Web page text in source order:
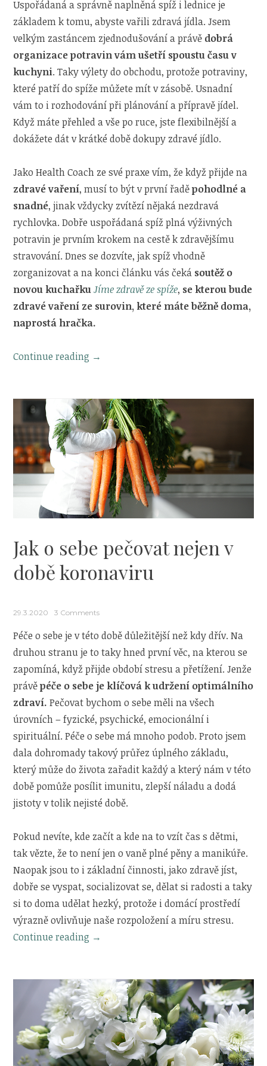
Uspořádaná a správně naplněná spíž i lednice je
základem k tomu, abyste vařili zdravá jídla. Jsem
velkým zastáncem zjednodušování a právě dobrá
organizace potravin vám ušetří spoustu času v
kuchyni. Taky výlety do obchodu, protože potraviny,
které patří do spíže můžete mít v zásobě. Usnadní
vám to i rozhodování při plánování a přípravě jídel.
Když máte přehled a vše po ruce, jste flexibilnější a
dokážete dát v krátké době dokupy zdravé jídlo.
Jako Health Coach ze své praxe vím, že když přijde na
zdravé vaření, musí to být v první řaděpohodlné a
snadné, jinak vždycky zvítězí nějaká nezdravá
rychlovka. Dobře uspořádaná spíž plná výživných
potravin je prvním krokem na cestě k zdravějšímu
stravování. Dnes se dozvíte, jak spíž vhodně
zorganizovat a na konci článku vás čeká soutěž o
novou kuchařkuJíme zdravě ze spíže, se kterou bude
zdravé vaření ze surovin, které máte běžně doma,
naprostá hračka.
Continue reading „Jak
ve
spíži
|
SOUTĚŽ
o
kuchařku
Jíme
spíže“
→
Jak o sebe pečovat nejen v
době koronaviru
29.3.2020 3 Comments
Péče o sebe je v této době důležitější než kdy dřív. Na
druhou stranu je to taky hned první věc, na kterou se
zapomíná, když přijde období stresu a přetížení. Jenže
právěpéče o sebe je klíčová k udržení optimálního
zdraví.Pečovat bychom o sebe měli na všech
úrovních – fyzické, psychické, emocionální i
spirituální. Péče o sebe má mnoho podob. Proto jsem
dala dohromady takový průřez úplného základu,
který může do života zařadit každý a který nám v této
době pomůže posílit imunitu, zlepší náladu a dodá
jistoty v tolik nejisté době.
Pokud nevíte, kde začít a kde na to vzít čas s dětmi,
tak vězte, že to není jen o vaně plné pěny a manikúře.
Naopak jsou to i základní činnosti, jako zdravě jíst,
dobře se vyspat, socializovat se, dělat si radosti a taky
si to doma udělat hezký, protože i domácí prostředí
výrazně ovlivňuje naše rozpoložení a míru stresu.
Continue reading „Jak
pečovat
nejen
v
době
koronaviru“
→